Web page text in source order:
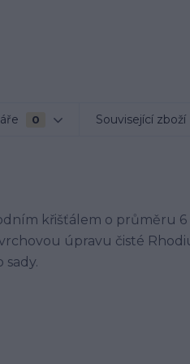
0 Související zboží
křišťálem o průměru
úpravu čisté